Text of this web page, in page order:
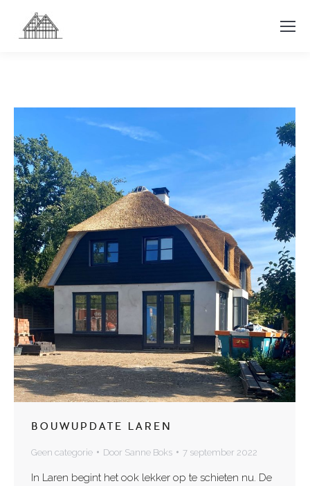
BOUWUPDATE LAREN
Geen categorie Door Sanne Boks 7 september 2022
In Laren begint het ook lekker op te schieten nu. De